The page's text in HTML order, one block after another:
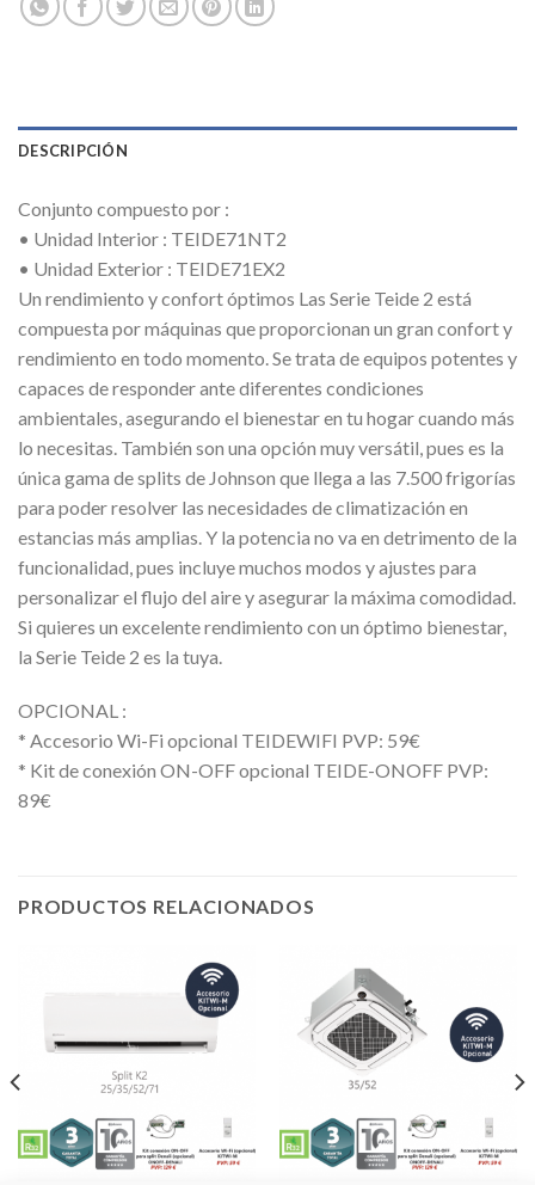
DESCRIPCIÓN
Conjunto compuesto por :
• Unidad Interior : TEIDE71NT2
• Unidad Exterior : TEIDE71EX2
Un rendimiento y confort óptimos Las Serie Teide 2 está
compuesta por máquinas que proporcionan un gran confort y
rendimiento en todo momento. Se trata de equipos potentes y
capaces de responder ante diferentes condiciones
ambientales, asegurando el bienestar en tu hogar cuando más
lo necesitas. También son una opción muy versátil, pues es la
única gama de splits de Johnson que llega a las 7.500 frigorías
para poder resolver las necesidades de climatización en
estancias más amplias. Y la potencia no va en detrimento de la
funcionalidad, pues incluye muchos modos y ajustes para
personalizar el flujo del aire y asegurar la máxima comodidad.
Si quieres un excelente rendimiento con un óptimo bienestar,
la Serie Teide 2 es la tuya.
OPCIONAL :
* Accesorio Wi-Fi opcional TEIDEWIFI PVP: 59€
* Kit de conexión ON-OFF opcional TEIDE-ONOFF PVP:
89€
PRODUCTOS RELACIONADOS